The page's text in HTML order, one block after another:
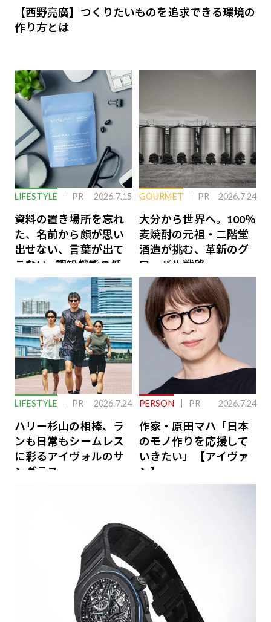
【西野亮廣】つくりたいものを追求できる環境の
作り方とは
LIFESTYLE PR 2026.7.15
資料の置き場所を忘れ
た、名前から顔が思い
出せない、言葉が出て
こない…認知機能の低
下を救う、脳のインナ
ーケアとは
GOURMET PR 2026.7.24
大分から世界へ。100％
麦焼酎の元祖・二階堂
酒造が挑む、革新のグ
ローバル戦略
LIFESTYLE PR 2026.7.24
ハリー杉山の相棒、ラ
ンも日常もシームレス
に彩るアイヴォルのサ
ングラス
PERSON PR 2026.7.24
作家・原田マハ「日本
のモノ作りを応援して
いきたい」【アイヴァ
ン】